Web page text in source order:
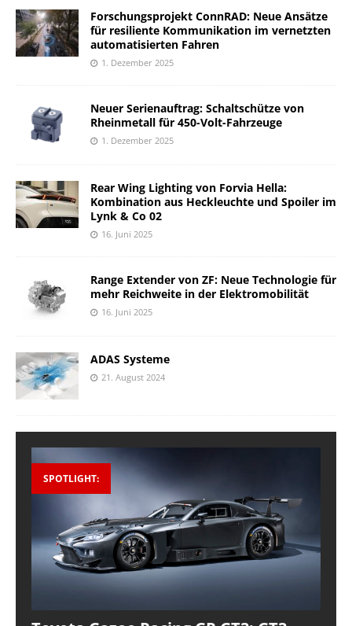
Forschungsprojekt ConnRAD: Neue Ansätze
für resiliente Kommunikation im vernetzten
automatisierten Fahren
1. Dezember 2025
Neuer Serienauftrag: Schaltschütze von
Rheinmetall für 450-Volt-Fahrzeuge
1. Dezember 2025
Rear Wing Lighting von Forvia Hella:
Kombination aus Heckleuchte und Spoiler im
Lynk & Co 02
16. Juni 2025
Range Extender von ZF: Neue Technologie für
mehr Reichweite in der Elektromobilität
16. Juni 2025
ADAS Systeme
21. August 2024
SPOTLIGHT: